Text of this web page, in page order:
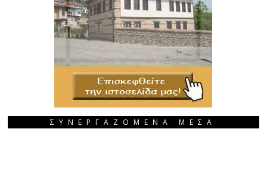
ΣΥΝΕΡΓΑΖΟΜΕΝΑ ΜΕΣΑ